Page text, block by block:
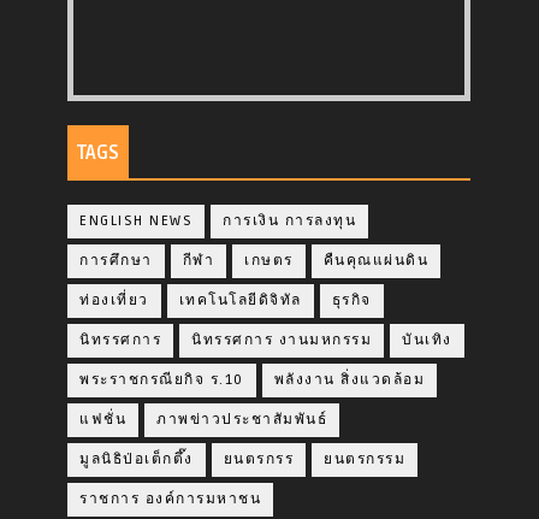
TAGS
ENGLISH NEWS การเงิน การลงทุน
การศึกษา กีฬา เกษตร คืนคุณแผ่นดิน
ท่องเที่ยว เทคโนโลยีดิจิทัล ธุรกิจ
นิทรรศการ นิทรรศการ งานมหกรรม บันเทิง
พระราชกรณียกิจ ร.10 พลังงาน สิ่งแวดล้อม
แฟชั่น ภาพข่าวประชาสัมพันธ์
มูลนิธิป่อเต็กตึ๊ง ยนตรกรร ยนตรกรรม
ราชการ องค์การมหาชน